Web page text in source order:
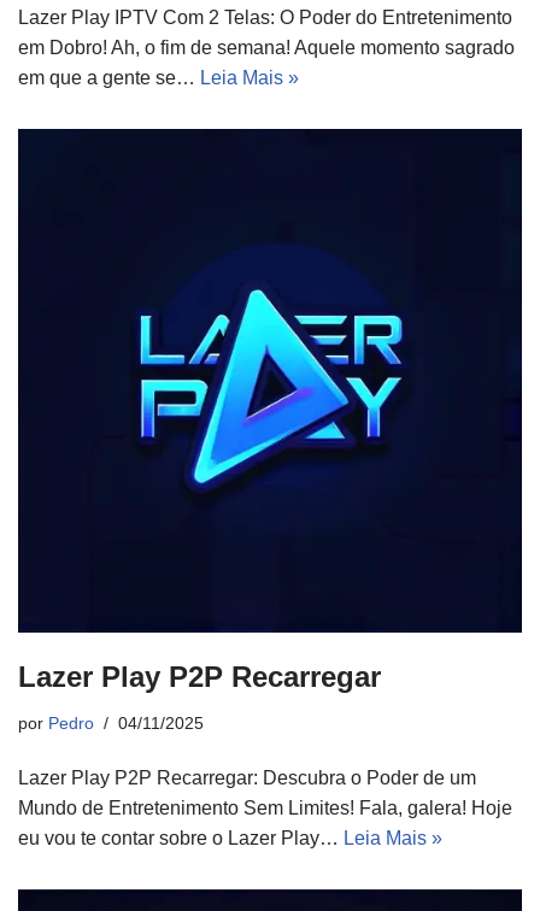
Lazer Play IPTV Com 2 Telas: O Poder do Entretenimento
em Dobro! Ah, o fim de semana! Aquele momento sagrado
em que a gente se… Leia Mais »
Lazer Play P2P Recarregar
por Pedro 04/11/2025
Lazer Play P2P Recarregar: Descubra o Poder de um
Mundo de Entretenimento Sem Limites! Fala, galera! Hoje
eu vou te contar sobre o Lazer Play… Leia Mais »